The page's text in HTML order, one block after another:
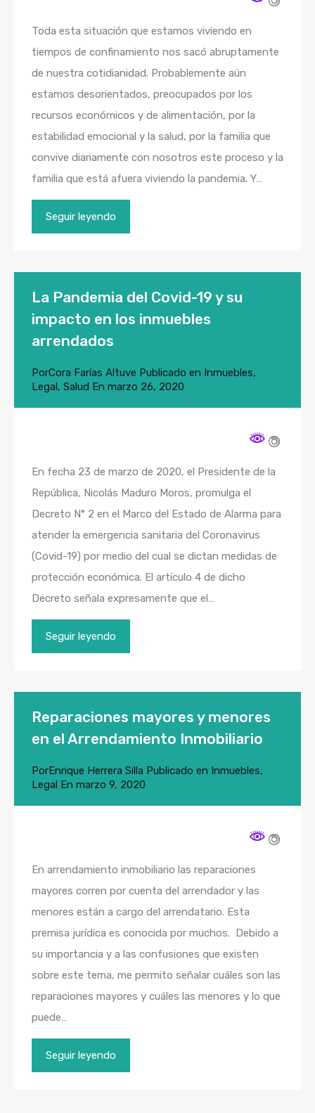
Toda esta situación que estamos viviendo en
tiempos de confinamiento nos sacó abruptamente
de nuestra cotidianidad. Probablemente aún
estamos desorientados, preocupados por los
recursos económicos y de alimentación, por la
estabilidad emocional y la salud, por la familia que
convive diariamente con nosotros este proceso y la
familia que está afuera viviendo la pandemia. Y…
Seguir leyendo
La Pandemia del Covid-19 y su
impacto en los inmuebles
arrendados
PorCora Farías Altuve Publicado en Inmuebles,
Legal, Salud En marzo 26, 2020
En fecha 23 de marzo de 2020, el Presidente de la
República, Nicolás Maduro Moros, promulga el
Decreto N° 2 en el Marco del Estado de Alarma para
atender la emergencia sanitaria del Coronavirus
(Covid-19) por medio del cual se dictan medidas de
protección económica. El artículo 4 de dicho
Decreto señala expresamente que el…
Seguir leyendo
Reparaciones mayores y menores
en el Arrendamiento Inmobiliario
PorEnrique Herrera Silla Publicado en Inmuebles,
Legal En marzo 9, 2020
En arrendamiento inmobiliario las reparaciones
mayores corren por cuenta del arrendador y las
menores están a cargo del arrendatario. Esta
premisa jurídica es conocida por muchos. Debido a
su importancia y a las confusiones que existen
sobre este tema, me permito señalar cuáles son las
reparaciones mayores y cuáles las menores y lo que
puede…
Seguir leyendo